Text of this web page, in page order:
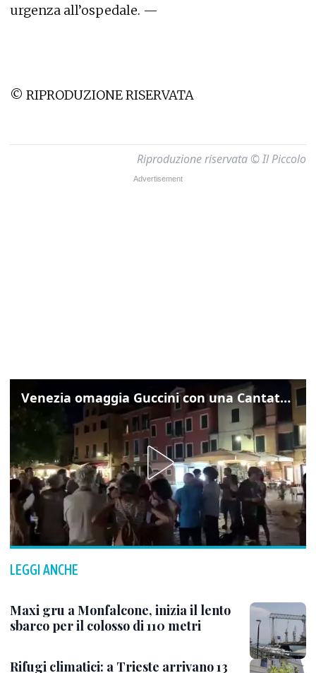
urgenza all’ospedale. —
© RIPRODUZIONE RISERVATA
Riproduzione riservata © Il Piccolo
Venezia omaggia Guccini con una Cantata Anarchica in campo Santa Margherita
LEGGI ANCHE
Maxi gru a Monfalcone, inizia il lento
sbarco per il colosso di 110 metri
Rifugi climatici: a Trieste arrivano 13